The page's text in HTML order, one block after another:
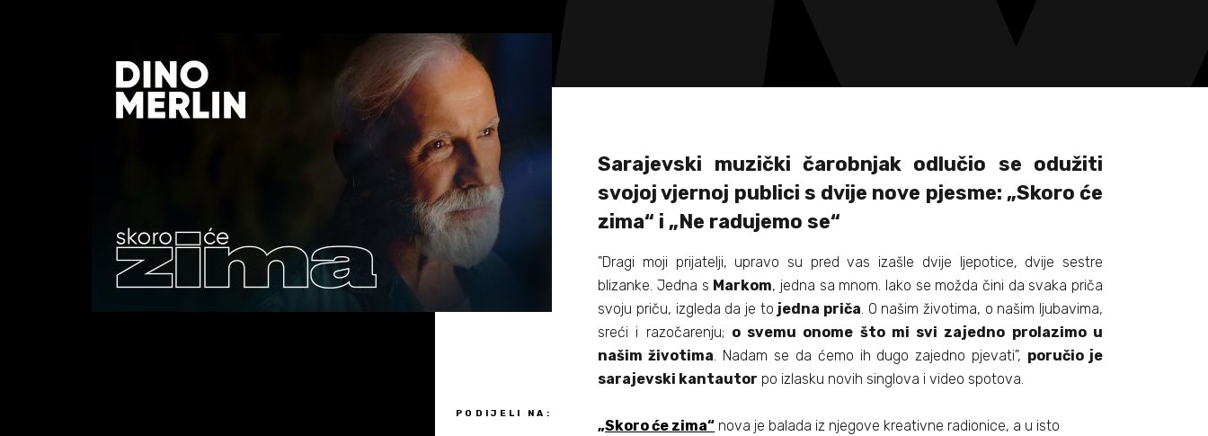
05/ Novosti
Biografija
07/ Partneri
08/ Kontakt
PODIJELI NA:
Sarajevski muzički čarobnjak odlučio se odužiti
svojoj vjernoj publici s dvije nove pjesme: „Skoro će
zima“ i „Ne radujemo se“
"Dragi moji prijatelji, upravo su pred vas izašle dvije ljepotice, dvije sestre
blizanke. Jedna s Markom, jedna sa mnom. Iako se možda čini da svaka priča
svoju priču, izgleda da je to jedna priča. O našim životima, o našim ljubavima,
sreći i razočarenju; o svemu onome što mi svi zajedno prolazimo u
našim životima. Nadam se da ćemo ih dugo zajedno pjevati", poručio je
sarajevski kantautor po izlasku novih singlova i video spotova.
„Skoro će zima“ nova je balada iz njegove kreativne radionice, a u isto